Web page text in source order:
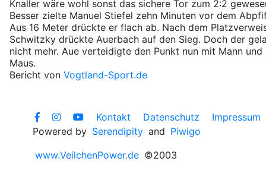
Knaller wäre wohl sonst das sichere Tor zum 2:2
Besser zielte Manuel Stiefel zehn Minuten vor dem
Aus 16 Meter drückte er flach ab. Nach dem
Schwitzky drückte Auerbach auf den Sieg. Doch der
nicht mehr. Aue verteidigte den Punkt nun mit Mann und
Maus.
Bericht von Vogtland-Sport.de
Kontakt Datenschutz
Impressum
Powered by Serendipity and Piwigo
www.VeilchenPower.de ©2003